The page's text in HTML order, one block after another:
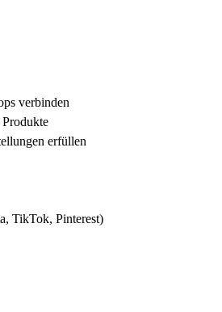
verbinden
erfüllen
TikTok, Pinterest)